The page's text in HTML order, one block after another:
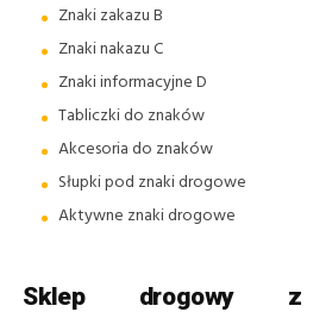
Znaki zakazu B
Znaki nakazu C
Znaki informacyjne D
Tabliczki do znaków
Akcesoria do znaków
Słupki pod znaki drogowe
Aktywne znaki drogowe
Sklep drogowy z